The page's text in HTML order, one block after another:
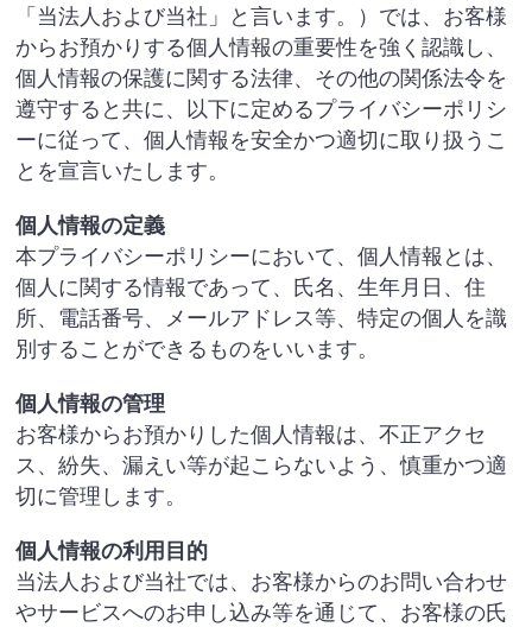
「当法人および当社」と言います。）では、お客様
からお預かりする個人情報の重要性を強く認識し、
個人情報の保護に関する法律、その他の関係法令を
遵守すると共に、以下に定めるプライバシーポリシ
ーに従って、個人情報を安全かつ適切に取り扱うこ
とを宣言いたします。
個人情報の定義
本プライバシーポリシーにおいて、個人情報とは、
個人に関する情報であって、氏名、生年月日、住
所、電話番号、メールアドレス等、特定の個人を識
別することができるものをいいます。
個人情報の管理
お客様からお預かりした個人情報は、不正アクセ
ス、紛失、漏えい等が起こらないよう、慎重かつ適
切に管理します。
個人情報の利用目的
当法人および当社では、お客様からのお問い合わせ
やサービスへのお申し込み等を通じて、お客様の氏